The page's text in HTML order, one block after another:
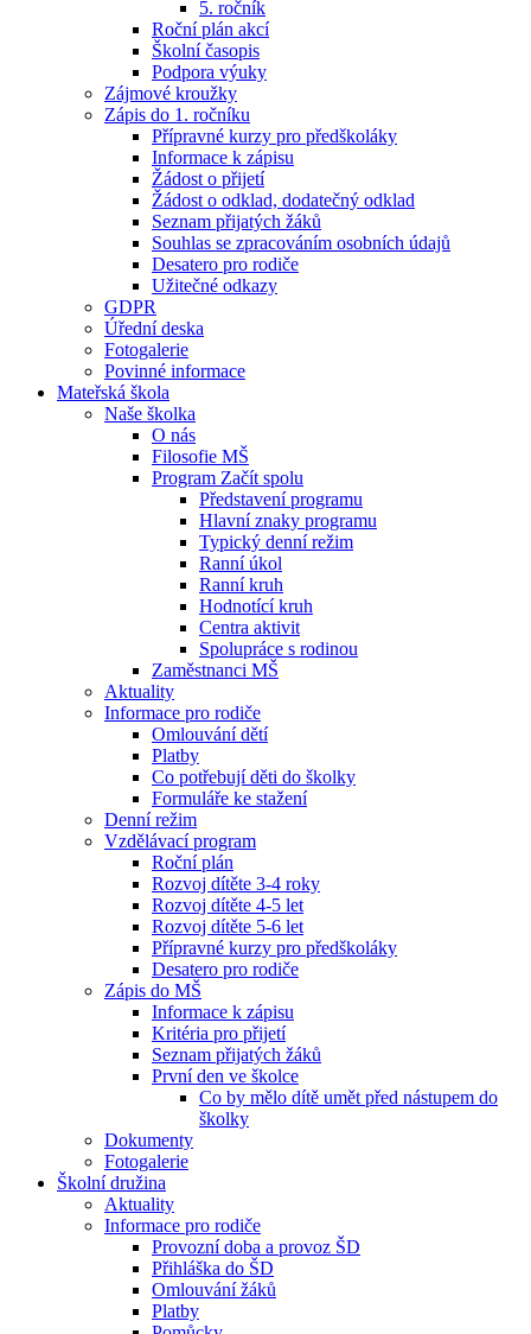
5. ročník
Roční plán akcí
Školní časopis
Podpora výuky
Zájmové kroužky
Zápis do 1. ročníku
Přípravné kurzy pro předškoláky
Informace k zápisu
Žádost o přijetí
Žádost o odklad, dodatečný odklad
Seznam přijatých žáků
Souhlas se zpracováním osobních údajů
Desatero pro rodiče
Užitečné odkazy
GDPR
Úřední deska
Fotogalerie
Povinné informace
Mateřská škola
Naše školka
O nás
Filosofie MŠ
Program Začít spolu
Představení programu
Hlavní znaky programu
Typický denní režim
Ranní úkol
Ranní kruh
Hodnotící kruh
Centra aktivit
Spolupráce s rodinou
Zaměstnanci MŠ
Aktuality
Informace pro rodiče
Omlouvání dětí
Platby
Co potřebují děti do školky
Formuláře ke stažení
Denní režim
Vzdělávací program
Roční plán
Rozvoj dítěte 3-4 roky
Rozvoj dítěte 4-5 let
Rozvoj dítěte 5-6 let
Přípravné kurzy pro předškoláky
Desatero pro rodiče
Zápis do MŠ
Informace k zápisu
Kritéria pro přijetí
Seznam přijatých žáků
První den ve školce
Co by mělo dítě umět před nástupem do
školky
Dokumenty
Fotogalerie
Školní družina
Aktuality
Informace pro rodiče
Provozní doba a provoz ŠD
Přihláška do ŠD
Omlouvání žáků
Platby